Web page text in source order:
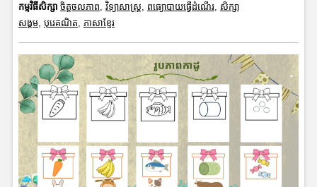
កម្មវិធីសិក្សា ចិត្តចលភាព វិទ្យាសាស្រ្ត ពធ្យោបាយធ្វើដំណើរ, សិក្សា
សង្គម, បុរេគណិត ភាសាខ្មែរ